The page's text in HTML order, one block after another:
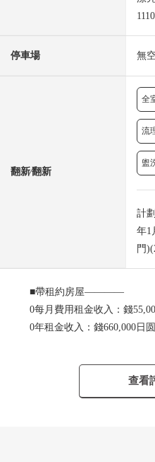
停車場 無
翻新⁄翻新
全
流
盥
計
年1
門
■帶租約房屋—―――
0每月費用租金收入：錢
0年租金收入：錢660,000日圆
――――――――――――――
查看